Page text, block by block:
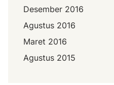
Desember 2016
Agustus 2016
Maret 2016
Agustus 2015